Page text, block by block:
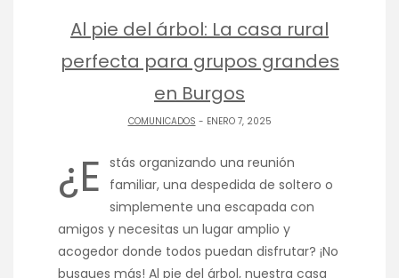
Al pie del árbol: La casa rural
perfecta para grupos grandes
en Burgos
COMUNICADOS - ENERO 7, 2025
¿E stás organizando una reunión
familiar, una despedida de soltero o
simplemente una escapada con
amigos y necesitas un lugar amplio y
acogedor donde todos puedan disfrutar? ¡No
busques más! Al pie del árbol, nuestra casa